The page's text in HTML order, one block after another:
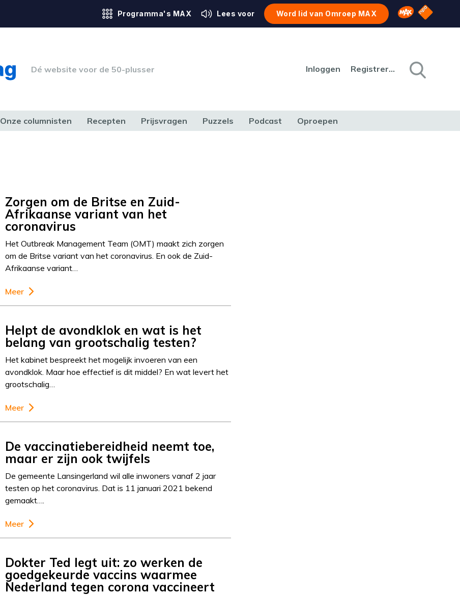
Programma's MAX Lees voor Word lid van Omroep MAX Omroep MAX
NPO
Dé website voor de 50-plusser Inloggen Registreren
Onze columnisten Recepten Prijsvragen Puzzels Podcast Oproepen
Zorgen om de Britse en Zuid-
Afrikaanse variant van het
coronavirus
Het Outbreak Management Team (OMT) maakt zich zorgen
om de Britse variant van het coronavirus. En ook de Zuid-
Afrikaanse variant…
Meer
Helpt de avondklok en wat is het
belang van grootschalig testen?
Het kabinet bespreekt het mogelijk invoeren van een
avondklok. Maar hoe effectief is dit middel? En wat levert het
grootschalig…
Meer
De vaccinatiebereidheid neemt toe,
maar er zijn ook twijfels
De gemeente Lansingerland wil alle inwoners vanaf 2 jaar
testen op het coronavirus. Dat is 11 januari 2021 bekend
gemaakt….
Meer
Dokter Ted legt uit: zo werken de
goedgekeurde vaccins waarmee
Nederland tegen corona vaccineert